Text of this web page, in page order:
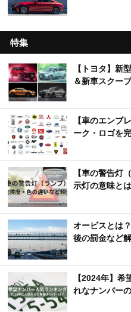
特集
【トヨタ】新
＆新車スクー
【車のエンブ
ーク・ロゴを
【車の警告灯
示灯の意味と
オービスとは
後の罰金など
【2024年】
れなナンバー